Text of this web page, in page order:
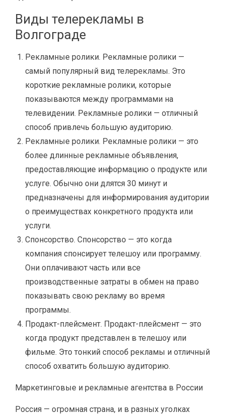
Виды телерекламы в
Волгограде
Рекламные ролики. Рекламные ролики —
самый популярный вид телерекламы. Это
короткие рекламные ролики, которые
показываются между программами на
телевидении. Рекламные ролики — отличный
способ привлечь большую аудиторию.
Рекламные ролики. Рекламные ролики — это
более длинные рекламные объявления,
предоставляющие информацию о продукте или
услуге. Обычно они длятся 30 минут и
предназначены для информирования аудитории
о преимуществах конкретного продукта или
услуги.
Спонсорство. Спонсорство — это когда
компания спонсирует телешоу или программу.
Они оплачивают часть или все
производственные затраты в обмен на право
показывать свою рекламу во время
программы.
Продакт-плейсмент. Продакт-плейсмент — это
когда продукт представлен в телешоу или
фильме. Это тонкий способ рекламы и отличный
способ охватить большую аудиторию.
Маркетинговые и рекламные агентства в России
Россия — огромная страна, и в разных уголках